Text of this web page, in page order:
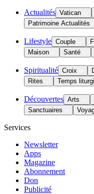
Actualités Vatican
Patrimoine Actualités
Lifestyle Couple
Maison
Santé
Spiritualité Croix
Rites
Temps
Découvertes Arts
Sanctuaires
Services
Newsletter
Apps
Magazine
Abonnement
Don
Publicité